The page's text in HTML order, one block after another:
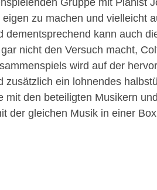
Gruppe mit Pianist
eigen zu machen und
kann auch
nicht den Versuch macht,
wird auf der
ein lohnendes
den beteiligten Musikern
der gleichen Musik in einer